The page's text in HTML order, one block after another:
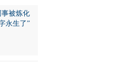
事被炼化
永生了”